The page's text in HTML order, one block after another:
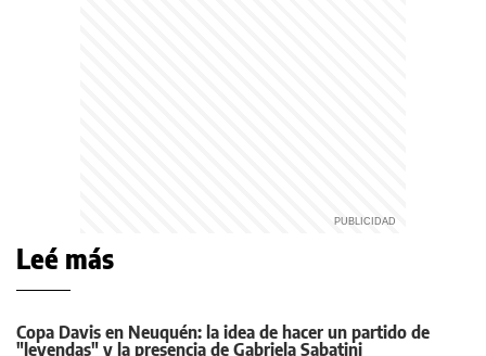
Leé más
Copa Davis en Neuquén: la idea de hacer un partido de
"leyendas" y la presencia de Gabriela Sabatini